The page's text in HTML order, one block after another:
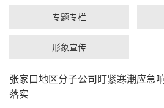
专题专栏
形象宣传
张家口地区分子公司盯紧寒潮应急
落实